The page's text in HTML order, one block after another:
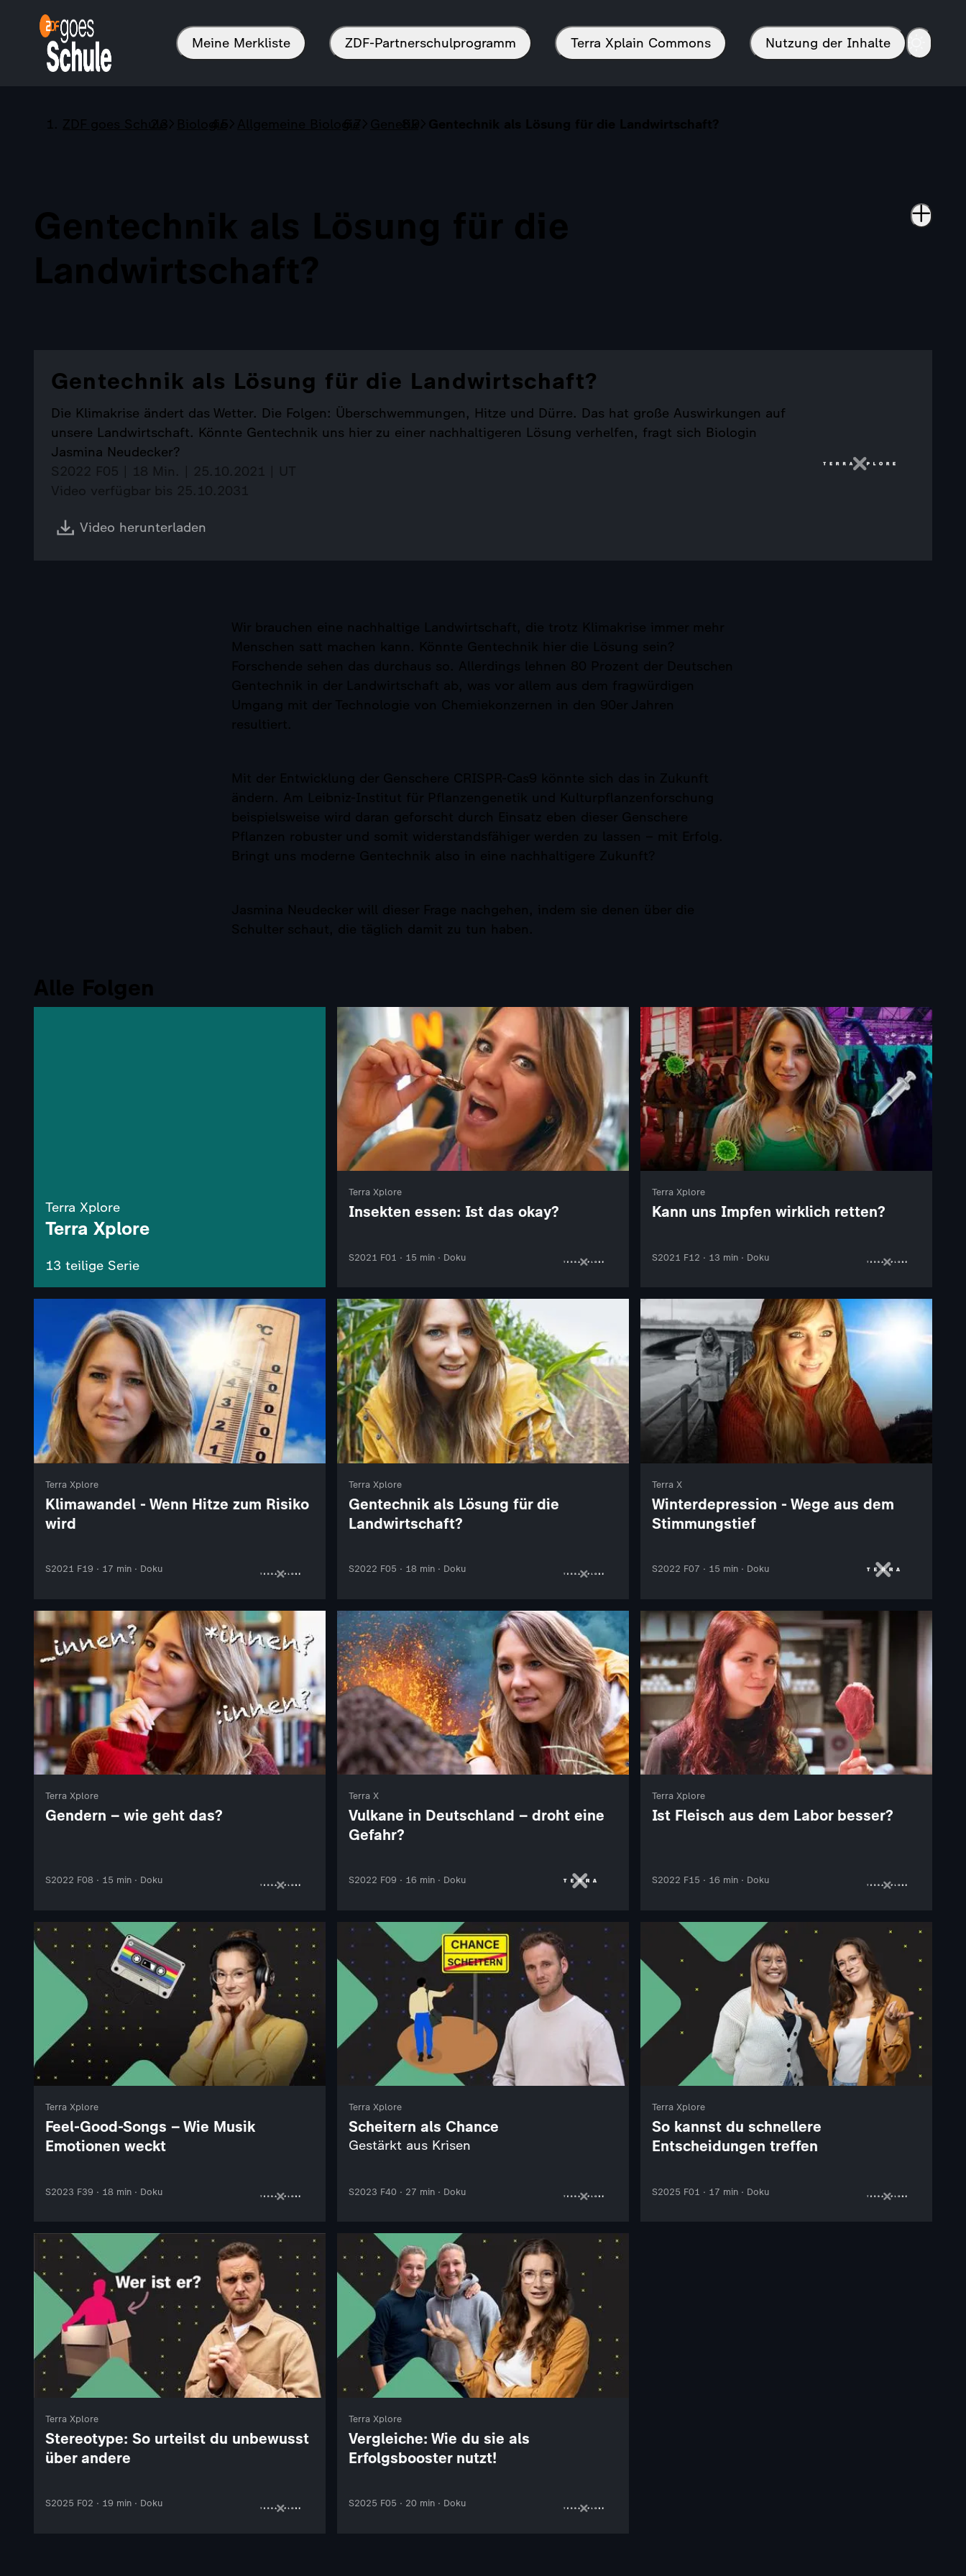
Meine Merkliste ZDF-Partnerschulprogramm Terra Xplain Commons Nutzung der Inhalte
ZDF goes Schule Biologie Allgemeine Biologie Genetik Gentechnik als Lösung für die Landwirtschaft?
Gentechnik als Lösung für die
Landwirtschaft?
Gentechnik als Lösung für die Landwirtschaft?
Die Klimakrise ändert das Wetter. Die Folgen: Überschwemmungen, Hitze und Dürre. Das hat große Auswirkungen auf
unsere Landwirtschaft. Könnte Gentechnik uns hier zu einer nachhaltigeren Lösung verhelfen, fragt sich Biologin
Jasmina Neudecker?
S2022 F05 | 18 Min. | 25.10.2021 | UT
Video verfügbar bis 25.10.2031
Video herunterladen
Wir brauchen eine nachhaltige Landwirtschaft, die trotz Klimakrise immer mehr
Menschen satt machen kann. Könnte Gentechnik hier die Lösung sein?
Forschende sehen das durchaus so. Allerdings lehnen 80 Prozent der Deutschen
Gentechnik in der Landwirtschaft ab, was vor allem aus dem fragwürdigen
Umgang mit der Technologie von Chemiekonzernen in den 90er Jahren
resultiert.
Mit der Entwicklung der Genschere CRISPR-Cas9 könnte sich das in Zukunft
ändern. Am Leibniz-Institut für Pflanzengenetik und Kulturpflanzenforschung
beispielsweise wird daran geforscht durch Einsatz eben dieser Genschere
Pflanzen robuster und somit widerstandsfähiger werden zu lassen – mit Erfolg.
Bringt uns moderne Gentechnik also in eine nachhaltigere Zukunft?
Jasmina Neudecker will dieser Frage nachgehen, indem sie denen über die
Schulter schaut, die täglich damit zu tun haben.
Alle Folgen
Terra Xplore
Terra Xplore
13 teilige Serie
Terra Xplore
Insekten essen: Ist das okay?
S2021 F01 · 15 min · Doku
Terra Xplore
Kann uns Impfen wirklich retten?
S2021 F12 · 13 min · Doku
Terra Xplore
Klimawandel - Wenn Hitze zum Risiko
wird
S2021 F19 · 17 min · Doku
Terra Xplore
Gentechnik als Lösung für die
Landwirtschaft?
S2022 F05 · 18 min · Doku
Terra X
Winterdepression - Wege aus dem
Stimmungstief
S2022 F07 · 15 min · Doku
Terra Xplore
Gendern – wie geht das?
S2022 F08 · 15 min · Doku
Terra X
Vulkane in Deutschland – droht eine
Gefahr?
S2022 F09 · 16 min · Doku
Terra Xplore
Ist Fleisch aus dem Labor besser?
S2022 F15 · 16 min · Doku
Terra Xplore
Feel-Good-Songs – Wie Musik
Emotionen weckt
S2023 F39 · 18 min · Doku
Terra Xplore
Scheitern als Chance
Gestärkt aus Krisen
S2023 F40 · 27 min · Doku
Terra Xplore
So kannst du schnellere
Entscheidungen treffen
S2025 F01 · 17 min · Doku
Terra Xplore
Stereotype: So urteilst du unbewusst
über andere
S2025 F02 · 19 min · Doku
Terra Xplore
Vergleiche: Wie du sie als
Erfolgsbooster nutzt!
S2025 F05 · 20 min · Doku